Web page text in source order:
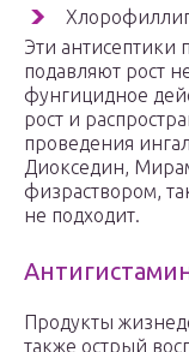
Эти антисептики
подавляют рост
фунгицидное
рост и
проведения
Диокседин,
физраствором,
не подходит.
Продукты
также острый